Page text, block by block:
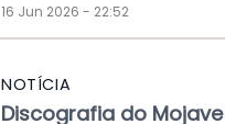
16 Jun 2026 - 22:52
NOTÍCIA
Discografia do